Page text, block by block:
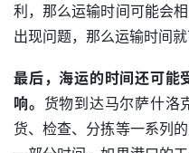
利，那么运输时间可能会
出现问题，那么运输时间就
最后，海运的时间还可能
响。 货物到达马尔萨什洛
货、检查、分拣等一系列